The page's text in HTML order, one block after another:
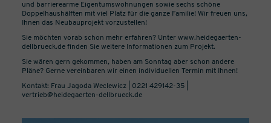
und barrierearme Eigentumswohnungen sowie sechs schöne
Doppelhaushälften mit viel Platz für die ganze Familie! Wir freuen uns,
Ihnen das Neubauprojekt vorzustellen!
Sie möchten vorab schon mehr erfahren? Unter www.heidegaerten-
dellbrueck.de finden Sie weitere Informationen zum Projekt.
Sie wären gern gekommen, haben am Sonntag aber schon andere
Pläne? Gerne vereinbaren wir einen individuellen Termin mit Ihnen!
Kontakt: Frau Jagoda Weclewicz | 0221 429142-35 |
vertrieb@heidegaerten-dellbrueck.de